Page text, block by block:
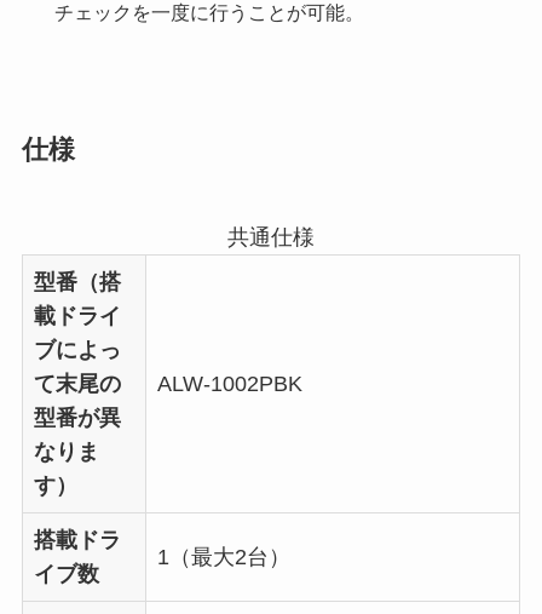
チェックを一度に行うことが可能。
仕様
共通仕様
型番（搭
載ドライ
ブによっ
て末尾の
型番が異
なりま
す）
ALW-1002PBK
搭載ドラ
イブ数
1（最大2台）